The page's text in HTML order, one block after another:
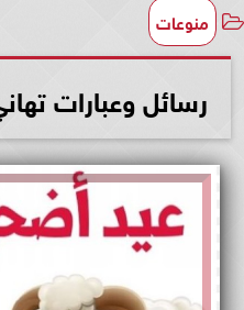
منوعات
رسائل وعبارات